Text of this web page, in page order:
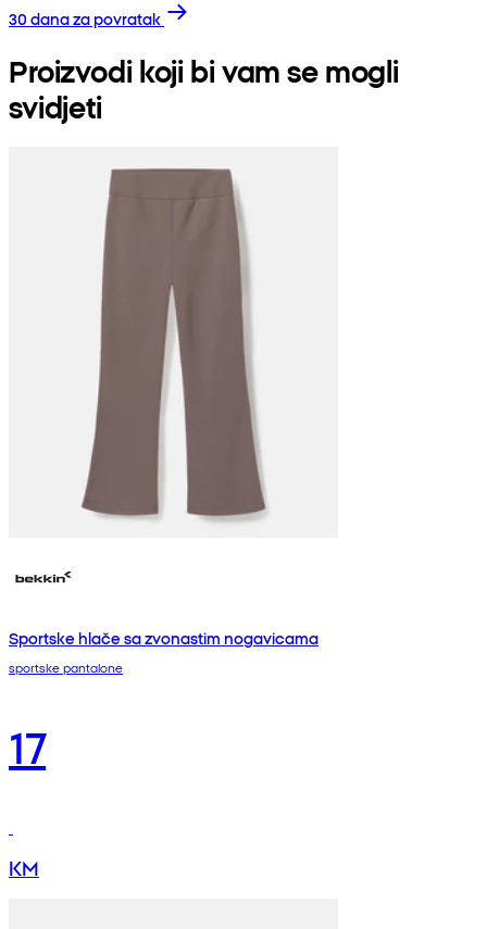
30 dana za povratak
Proizvodi koji bi vam se mogli
svidjeti
Sportske hlače sa zvonastim nogavicama
sportske pantalone
17
KM